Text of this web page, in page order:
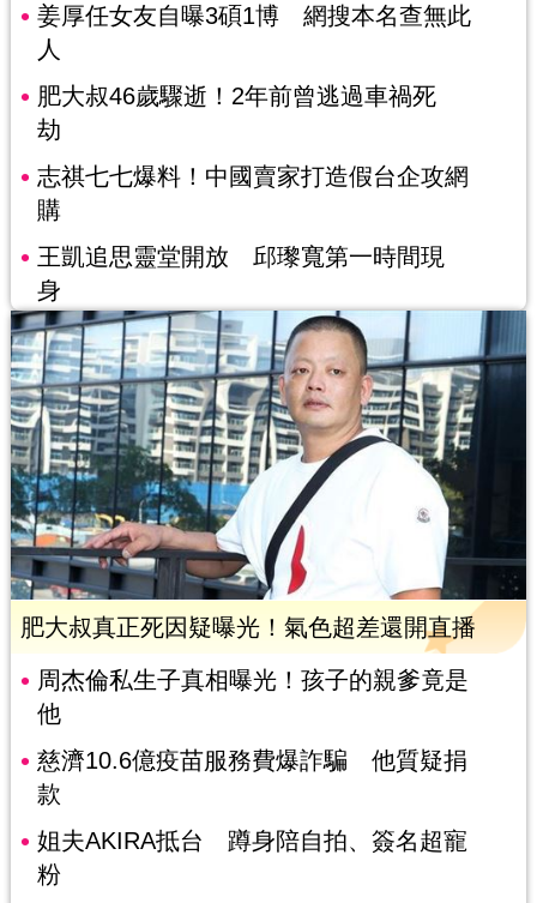
姜厚任女友自曝3碩1博 網搜本名查無此
人
肥大叔46歲驟逝！2年前曾逃過車禍死
劫
志祺七七爆料！中國賣家打造假台企攻網
購
王凱追思靈堂開放 邱瓈寬第一時間現
身
肥大叔真正死因疑曝光！氣色超差還開直播
周杰倫私生子真相曝光！孩子的親爹竟是
他
慈濟10.6億疫苗服務費爆詐騙 他質疑捐
款
姐夫AKIRA抵台 蹲身陪自拍、簽名超寵
粉